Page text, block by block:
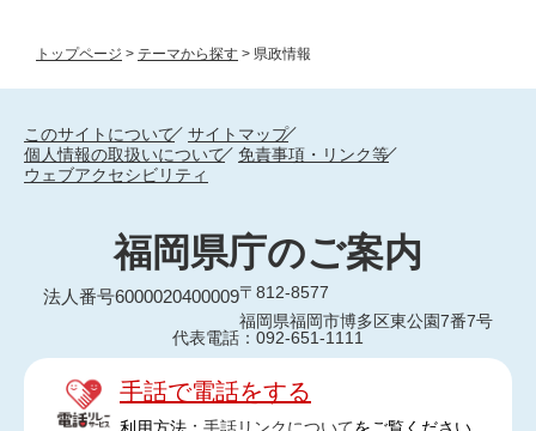
トップページ > テーマから探す > 県政情報
このサイトについて
サイトマップ
個人情報の取扱いについて
免責事項・リンク等
ウェブアクセシビリティ
福岡県庁のご案内
法人番号6000020400009〒812-8577
福岡県福岡市博多区東公園7番7号
代表電話：092-651-1111
手話で電話をする